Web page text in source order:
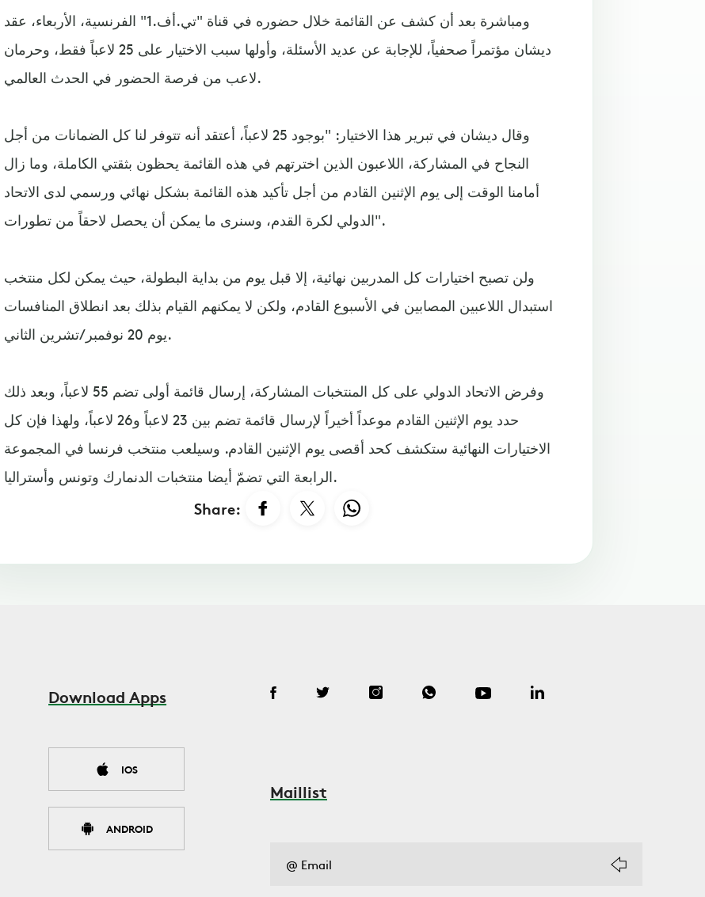
ومباشرة بعد أن كشف عن القائمة خلال حضوره في قناة "تي.أف.1" الفرنسية، الأربعاء، عقد
ديشان مؤتمراً صحفياً، للإجابة عن عديد الأسئلة، وأولها سبب الاختيار على 25 لاعباً فقط، وحرمان
لاعب من فرصة الحضور في الحدث العالمي.
وقال ديشان في تبرير هذا الاختيار: "بوجود 25 لاعباً، أعتقد أنه تتوفر لنا كل الضمانات من أجل
النجاح في المشاركة، اللاعبون الذين اخترتهم في هذه القائمة يحظون بثقتي الكاملة، وما زال
أمامنا الوقت إلى يوم الإثنين القادم من أجل تأكيد هذه القائمة بشكل نهائي ورسمي لدى الاتحاد
الدولي لكرة القدم، وسنرى ما يمكن أن يحصل لاحقاً من تطورات".
ولن تصبح اختيارات كل المدربين نهائية، إلا قبل يوم من بداية البطولة، حيث يمكن لكل منتخب
استبدال اللاعبين المصابين في الأسبوع القادم، ولكن لا يمكنهم القيام بذلك بعد انطلاق المنافسات
يوم 20 نوفمبر/تشرين الثاني.
وفرض الاتحاد الدولي على كل المنتخبات المشاركة، إرسال قائمة أولى تضم 55 لاعباً، وبعد ذلك
حدد يوم الإثنين القادم موعداً أخيراً لإرسال قائمة تضم بين 23 لاعباً و26 لاعباً، ولهذا فإن كل
الاختيارات النهائية ستكشف كحد أقصى يوم الإثنين القادم. وسيلعب منتخب فرنسا في المجموعة
الرابعة التي تضمّ أيضا منتخبات الدنمارك وتونس وأستراليا.
Share:
Download Apps
IOS
ANDROID
Maillist